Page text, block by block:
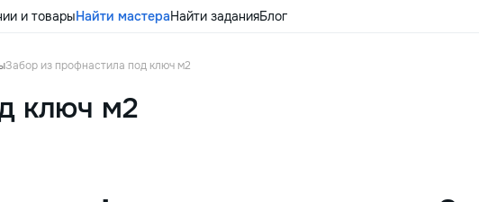
и товарыНайти мастераНайти заданияБлог
Забор из профнастила под ключ м2
ключ м2